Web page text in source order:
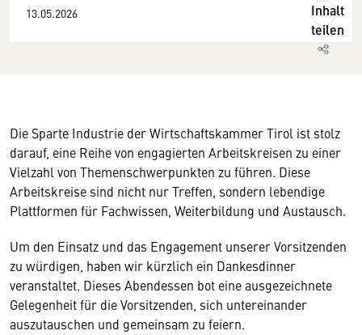
13.05.2026
Inhalt
teilen
Die Sparte Industrie der Wirtschaftskammer Tirol ist stolz
darauf, eine Reihe von engagierten Arbeitskreisen zu einer
Vielzahl von Themenschwerpunkten zu führen. Diese
Arbeitskreise sind nicht nur Treffen, sondern lebendige
Plattformen für Fachwissen, Weiterbildung und Austausch.
Um den Einsatz und das Engagement unserer Vorsitzenden
zu würdigen, haben wir kürzlich ein Dankesdinner
veranstaltet. Dieses Abendessen bot eine ausgezeichnete
Gelegenheit für die Vorsitzenden, sich untereinander
auszutauschen und gemeinsam zu feiern.